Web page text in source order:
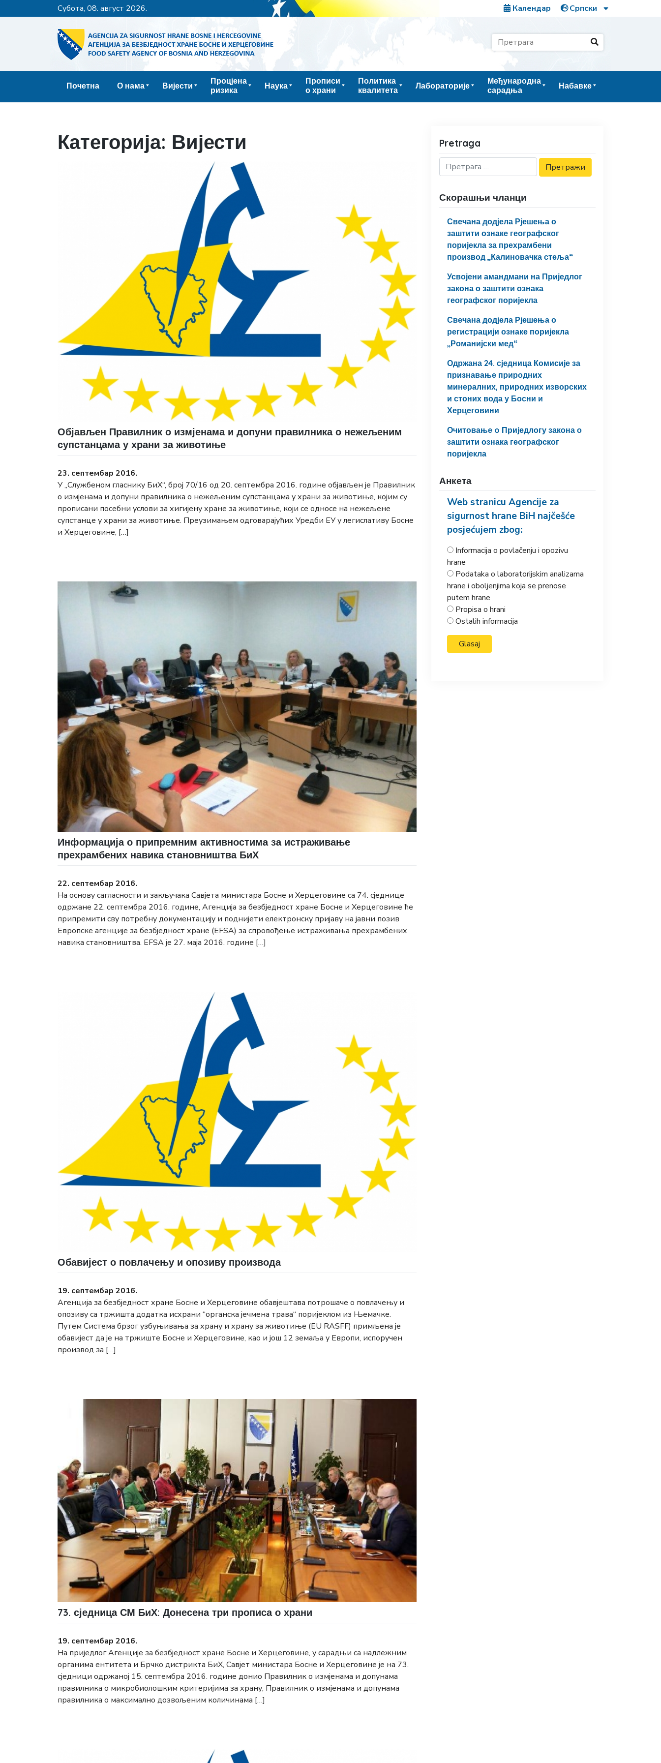
субота, 08. август 2026. Календар
Почетна О нама Вијести
Процјена
ризика
Наука
Прописи
о храни
Политика
квалитета
Лабораторије
Међународна
сарадња
Набавке
Категорија: Вијести
Објављен Правилник о измјенама и допуни правилника о нежељеним
супстанцама у храни за животиње
23. септембар 2016.
У „Службеном гласнику БиХ“, број 70/16 од 20. септембра 2016. године објављен је Правилник
о измјенама и допуни правилника о нежељеним супстанцама у храни за животиње, којим су
прописани посебни услови за хигијену хране за животиње, који се односе на нежељене
супстанце у храни за животиње. Преузимањем одговарајућих Уредби ЕУ у легислативу Босне
и Херцеговине, […]
Информација о припремним активностима за истраживање
прехрамбених навика становништва БиХ
22. септембар 2016.
На основу сагласности и закључака Савјета министара Босне и Херцеговине са 74. сједнице
одржане 22. септембра 2016. године, Агенција за безбједност хране Босне и Херцеговине ће
припремити сву потребну документацију и поднијети електронску пријаву на јавни позив
Европске агенције за безбједност хране (ЕFSА) за спровођење истраживања прехрамбених
навика становништва. ЕFSА је 27. маја 2016. године […]
Обавијест о повлачењу и опозиву производа
19. септембар 2016.
Агенција за безбједност хране Босне и Херцеговине обавјештава потрошаче о повлачењу и
опозиву са тржишта додатка исхрани “органска јечмена трава“ поријеклом из Њемачке.
Путем Система брзог узбуњивања за храну и храну за животиње (ЕU RASFF) примљена је
обавијест да је на тржиште Босне и Херцеговине, као и још 12 земаља у Европи, испоручен
производ за […]
73. сједница СМ БиХ: Донесена три прописа о храни
19. септембар 2016.
На приједлог Агенције за безбједност хране Босне и Херцеговине, у сарадњи са надлежним
органима ентитета и Брчко дистрикта БиХ, Савјет министара Босне и Херцеговине је на 73.
сједници одржаној 15. септембра 2016. године донио Правилник о измјенама и допунама
правилника о микробиолошким критеријима за храну, Правилник о измјенама и допунама
правилника о максимално дозвољеним количинама […]
Pretraga
Скорашњи чланци
Свечана додјела Рјешења о
заштити ознаке географског
поријекла за прехрамбени
производ „Калиновачка стеља“
Усвојени амандмани на Приједлог
закона о заштити ознака
географског поријекла
Свечана додјела Рјешења о
регистрацији ознаке поријекла
„Романијски мед“
Одржана 24. сједница Комисије за
признавање природних
минералних, природних изворских
и стоних вода у Босни и
Херцеговини
Очитовање o Приједлогу закона о
заштити ознака географског
поријекла
Анкета
Web stranicu Agencije za
sigurnost hrane BiH najčešće
posjećujem zbog:
Informacija o povlačenju i opozivu
hrane
Podataka o laboratorijskim analizama
hrane i oboljenjima koja se prenose
putem hrane
Propisa o hrani
Ostalih informacija